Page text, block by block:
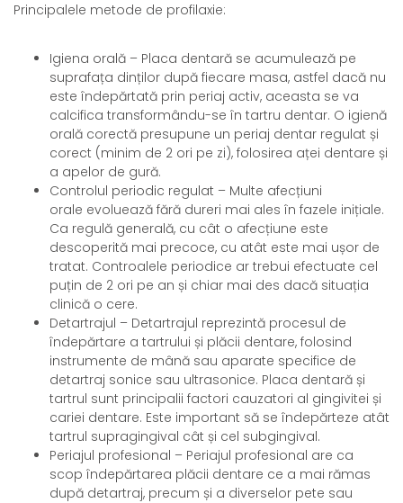
Principalele metode de profilaxie:
Igiena orală – Placa dentară se acumulează pe
suprafața dinților după fiecare masa, astfel dacă nu
este îndepărtată prin periaj activ, aceasta se va
calcifica transformându-se în tartru dentar. O igienă
orală corectă presupune un periaj dentar regulat și
corect (minim de 2 ori pe zi), folosirea aței dentare și
a apelor de gură.
Controlul periodic regulat – Multe afecțiuni
orale evoluează fără dureri mai ales în fazele inițiale.
Ca regulă generală, cu cât o afecțiune este
descoperită mai precoce, cu atât este mai ușor de
tratat. Controalele periodice ar trebui efectuate cel
puțin de 2 ori pe an și chiar mai des dacă situația
clinică o cere.
Detartrajul – Detartrajul reprezintă procesul de
îndepărtare a tartrului și plăcii dentare, folosind
instrumente de mână sau aparate specifice de
detartraj sonice sau ultrasonice. Placa dentară și
tartrul sunt principalii factori cauzatori al gingivitei și
cariei dentare. Este important să se îndepărteze atât
tartrul supragingival cât și cel subgingival.
Periajul profesional – Periajul profesional are ca
scop îndepărtarea plăcii dentare ce a mai rămas
după detartraj, precum și a diverselor pete sau